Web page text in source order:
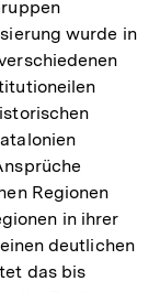
wurde in
Regionen
in ihrer
deutlichen
das bis